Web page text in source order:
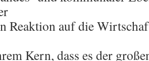
Reaktion auf die
Kern, dass es der